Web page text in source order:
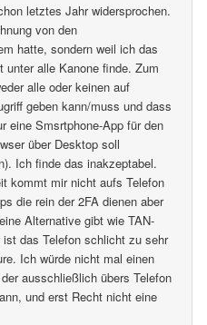
letztes Jahr widersprochen.
von den
hatte, sondern weil ich das
unter alle Kanone finde. Zum
alle oder keinen auf
geben kann/muss und dass
eine Smsrtphone-App für den
über Desktop soll
Ich finde das inakzeptabel.
kommt mir nicht aufs Telefon
die rein der 2FA dienen aber
Alternative gibt wie TAN-
ist das Telefon schlicht zu sehr
Ich würde nicht mal einen
ausschließlich übers Telefon
und erst Recht nicht eine